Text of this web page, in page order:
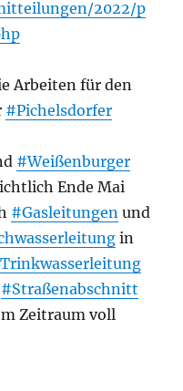
2022/p
Arbeiten für den
#Pichelsdorfer
#Weißenburger
Ende Mai
#Gasleitungen und
in
#Straßenabschnitt
Zeitraum voll